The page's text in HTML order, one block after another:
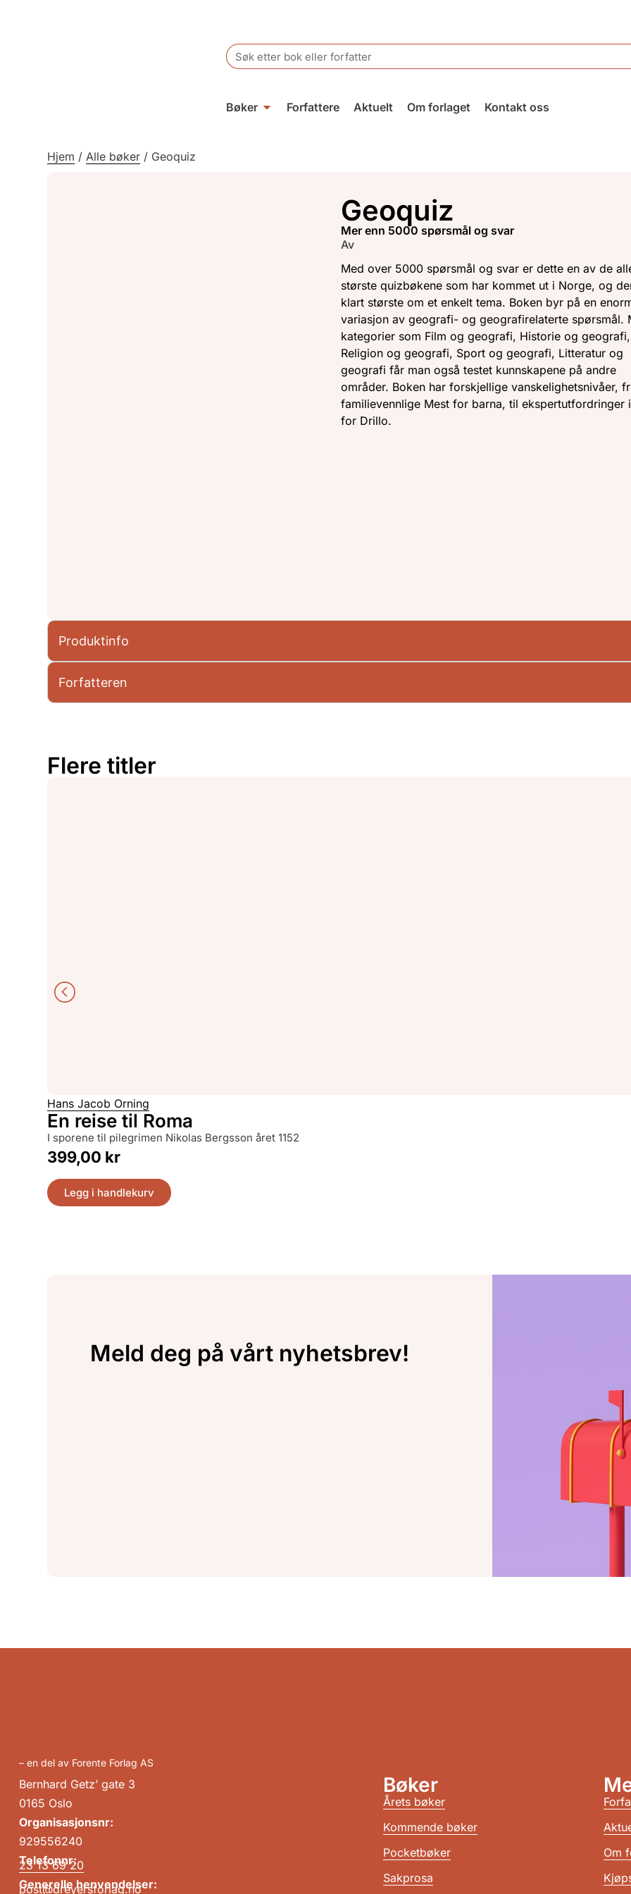
Search
for:
Bøker Forfattere Aktuelt Om forlaget Kontakt oss
Hjem /Alle bøker / Geoquiz
Geoquiz
mer enn 5000 spørsmål og svar
Av
Med over 5000 spørsmål og svar er dette en av de
største quizbøkene som har kommet ut i Norge, og
klart største om et enkelt tema. Boken byr på en
variasjon av geografi- og geografirelaterte spørsmål.
kategorier som Film og geografi, Historie og geografi,
Religion og geografi, Sport og geografi, Litteratur og
geografi får man også testet kunnskapene på andre
områder. Boken har forskjellige vanskelighetsnivåer,
familievennlige Mest for barna, til ekspertutfordringer
for Drillo.
Produktinfo
Forfatteren
Flere titler
Hans Jacob Orning
En reise til Roma
i sporene til pilegrimen Nikolas Bergsson året 1152
399,00 kr
Legg i handlekurv
Meld deg på vårt nyhetsbrev!
– en del av Forente Forlag AS
Bernhard Getz’ gate 3
0165 Oslo
Organisasjonsnr:
929556240
Telefonnr:
23 13 69 20
Generelle henvendelser:
post@dreyersforlag.no
Bøker
Årets bøker
Kommende bøker
Pocketbøker
Sakprosa
Om